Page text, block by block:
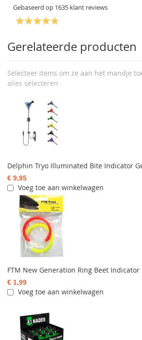
Gebaseerd op 1635 klant reviews
Gerelateerde producten
Selecteer items om ze aan het mandje
alles selecteren
Delphin Tryo Illuminated Bite Indicator
€ 9,95
Voeg toe aan winkelwagen
FTM New Generation Ring Beet Indicator
€ 1,99
Voeg toe aan winkelwagen